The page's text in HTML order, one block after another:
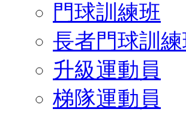
門球訓練班
長者門球訓
升級運動員
梯隊運動員